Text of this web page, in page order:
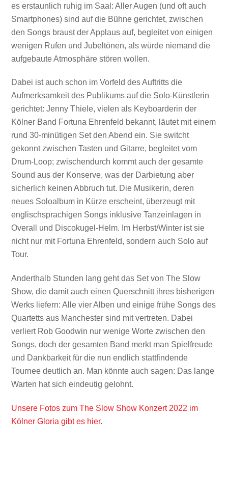
es erstaunlich ruhig im Saal: Aller Augen (und oft auch
Smartphones) sind auf die Bühne gerichtet, zwischen
den Songs braust der Applaus auf, begleitet von einigen
wenigen Rufen und Jubeltönen, als würde niemand die
aufgebaute Atmosphäre stören wollen.
Dabei ist auch schon im Vorfeld des Auftritts die
Aufmerksamkeit des Publikums auf die Solo-Künstlerin
gerichtet: Jenny Thiele, vielen als Keyboarderin der
Kölner Band Fortuna Ehrenfeld bekannt, läutet mit einem
rund 30-minütigen Set den Abend ein. Sie switcht
gekonnt zwischen Tasten und Gitarre, begleitet vom
Drum-Loop; zwischendurch kommt auch der gesamte
Sound aus der Konserve, was der Darbietung aber
sicherlich keinen Abbruch tut. Die Musikerin, deren
neues Soloalbum in Kürze erscheint, überzeugt mit
englischsprachigen Songs inklusive Tanzeinlagen in
Overall und Discokugel-Helm. Im Herbst/Winter ist sie
nicht nur mit Fortuna Ehrenfeld, sondern auch Solo auf
Tour.
Anderthalb Stunden lang geht das Set von The Slow
Show, die damit auch einen Querschnitt ihres bisherigen
Werks liefern: Alle vier Alben und einige frühe Songs des
Quartetts aus Manchester sind mit vertreten. Dabei
verliert Rob Goodwin nur wenige Worte zwischen den
Songs, doch der gesamten Band merkt man Spielfreude
und Dankbarkeit für die nun endlich stattfindende
Tournee deutlich an. Man könnte auch sagen: Das lange
Warten hat sich eindeutig gelohnt.
Unsere Fotos zum The Slow Show Konzert 2022 im
Kölner Gloria gibt es hier.